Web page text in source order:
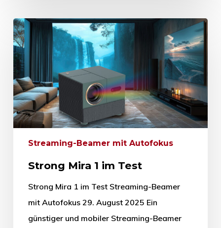
Streaming-Beamer mit Autofokus
Strong Mira 1 im Test
Strong Mira 1 im Test Streaming-Beamer
mit Autofokus 29. August 2025 Ein
günstiger und mobiler Streaming-Beamer